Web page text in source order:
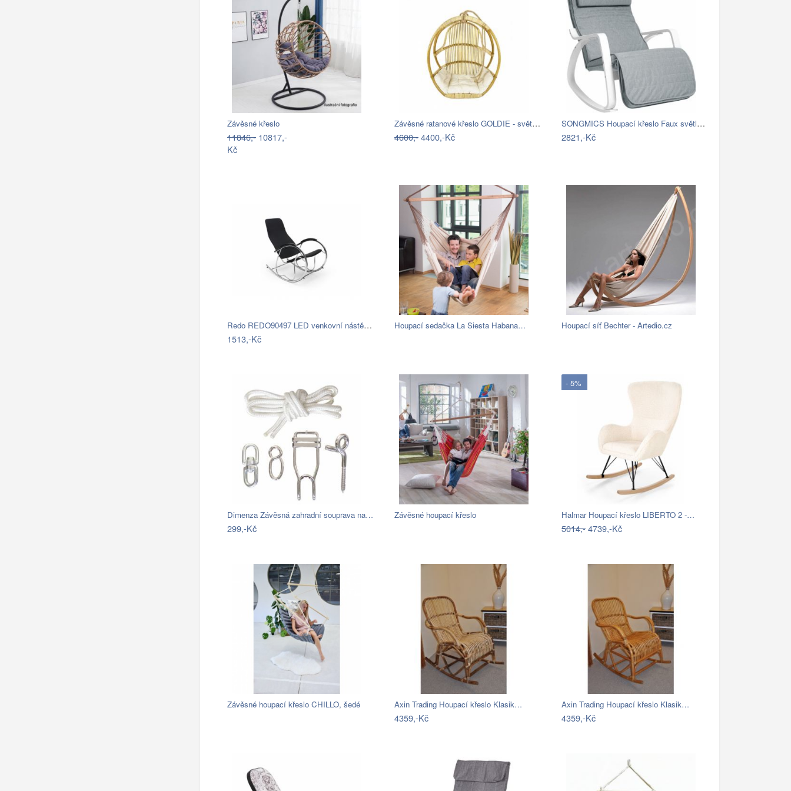
Závěsné křeslo
11846,- 10817,-
Kč
Závěsné ratanové křeslo GOLDIE - světlý…
4600,-4400,-Kč
SONGMICS Houpací křeslo Faux světle šedé
2821,-Kč
Redo REDO90497 LED venkovní nástěnné…
1513,-Kč
Houpací sedačka La Siesta Habana… Houpací síť Bechter - Artedio.cz
Dimenza Závěsná zahradní souprava na…
299,-Kč
Závěsné houpací křeslo
- 5%
Halmar Houpací křeslo LIBERTO 2 -…
5014,-4739,-Kč
Závěsné houpací křeslo CHILLO, šedé Axin Trading Houpací křeslo Klasik…
4359,-Kč
Axin Trading Houpací křeslo Klasik…
4359,-Kč